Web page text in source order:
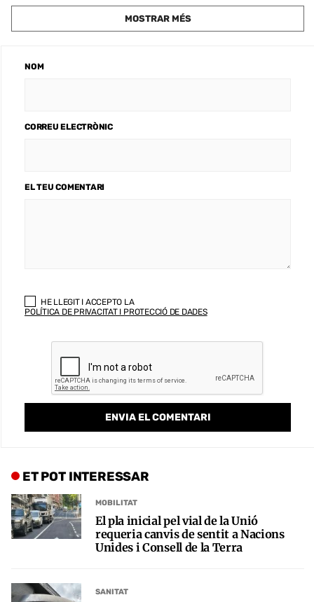
MOSTRAR MÉS
NOM
CORREU ELECTRÒNIC
EL TEU COMENTARI
HE LLEGIT I ACCEPTO LA
POLÍTICA DE PRIVACITAT I PROTECCIÓ DE DADES
ET POT INTERESSAR
MOBILITAT
El pla inicial pel vial de la Unió
requeria canvis de sentit a Nacions
Unides i Consell de la Terra
SANITAT